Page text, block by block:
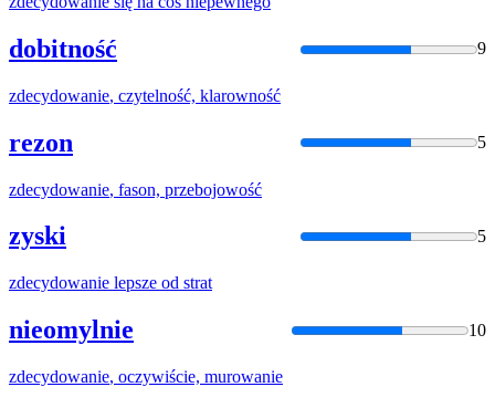
dobitność 9
zdecydowanie, czytelność, klarowność
rezon 5
zdecydowanie, fason, przebojowość
zyski 5
zdecydowanie lepsze od strat
nieomylnie 10
zdecydowanie, oczywiście, murowanie